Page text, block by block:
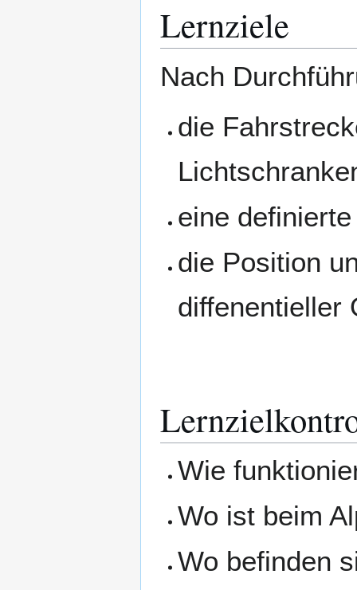
Lernziele
Nach
die
eine
die Position
diffenentieller
Wie
Wo ist beim
Wo befinden